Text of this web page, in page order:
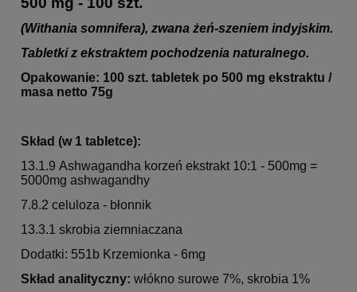
(Withania somnifera), zwana żeń-szeniem indyjskim.
Tabletki z ekstraktem pochodzenia naturalnego.
Opakowanie: 100 szt. tabletek po 500 mg ekstraktu /
masa netto 75g
Skład (w 1 tabletce):
13.1.9 Ashwagandha korzeń ekstrakt 10:1 - 500mg =
5000mg ashwagandhy
7.8.2 celuloza - błonnik
13.3.1 skrobia ziemniaczana
Dodatki: 551b Krzemionka - 6mg
Skład analityczny: włókno surowe 7%, skrobia 1%